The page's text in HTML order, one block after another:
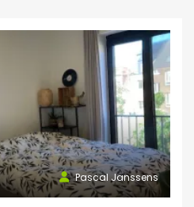
Pascal Janssens